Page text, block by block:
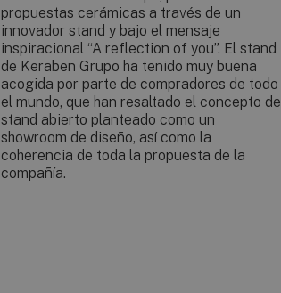
propuestas cerámicas a través de un
innovador stand y bajo el mensaje
inspiracional “A reflection of you”. El stand
de Keraben Grupo ha tenido muy buena
acogida por parte de compradores de todo
el mundo, que han resaltado el concepto de
stand abierto planteado como un
showroom de diseño, así como la
coherencia de toda la propuesta de la
compañía.